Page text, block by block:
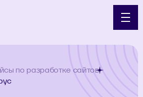
по разработке сайтов